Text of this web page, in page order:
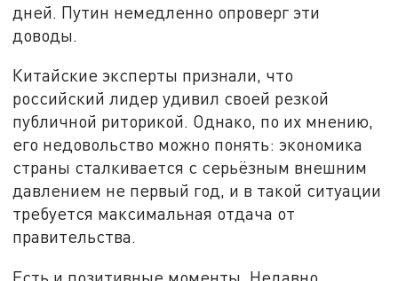
дней. Путин немедленно опроверг эти
доводы.
Китайские эксперты признали, что
российский лидер удивил своей резкой
публичной риторикой. Однако, по их мнению,
его недовольство можно понять: экономика
страны сталкивается с серьёзным внешним
давлением не первый год, и в такой ситуации
требуется максимальная отдача от
правительства.